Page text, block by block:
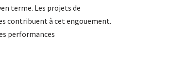
terme. Les projets de
contribuent à cet engouement.
performances